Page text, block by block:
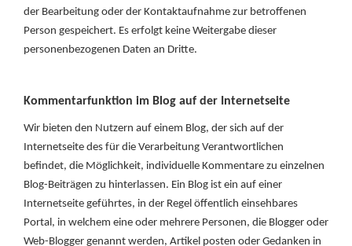
der Bearbeitung oder der Kontaktaufnahme zur betroffenen
Person gespeichert. Es erfolgt keine Weitergabe dieser
personenbezogenen Daten an Dritte.
Kommentarfunktion im Blog auf der Internetseite
Wir bieten den Nutzern auf einem Blog, der sich auf der
Internetseite des für die Verarbeitung Verantwortlichen
befindet, die Möglichkeit, individuelle Kommentare zu einzelnen
Blog-Beiträgen zu hinterlassen. Ein Blog ist ein auf einer
Internetseite geführtes, in der Regel öffentlich einsehbares
Portal, in welchem eine oder mehrere Personen, die Blogger oder
Web-Blogger genannt werden, Artikel posten oder Gedanken in